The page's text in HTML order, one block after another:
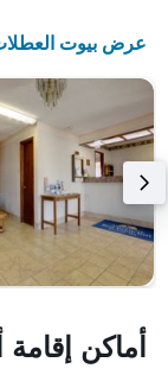
عرض بيوت العطلات الـ 219
أماكن